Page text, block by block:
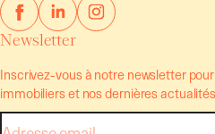
Newsletter
Inscrivez-vous à notre newsletter
immobiliers et nos dernières
E-